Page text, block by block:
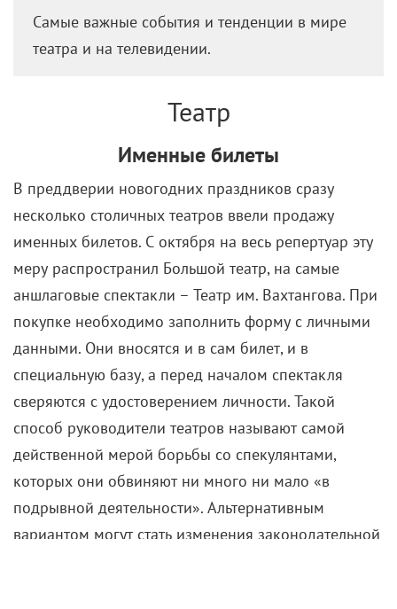
Театр
В преддверии новогодних праздников сразу
несколько столичных театров ввели продажу
именных билетов. С октября на весь репертуар эту
меру распространил Большой театр, на самые
покупке необходимо заполнить форму с личными
данными. Они вносятся и в сам билет, и в
специальную базу, а перед началом спектакля
сверяются с удостоверением личности. Такой
способ руководители театров называют самой
действенной мерой борьбы со спекулянтами,
которых они обвиняют ни много ни мало «в
подрывной деятельности». Альтернативным
вариантом могут стать изменения законодательной
базы, в числе сторонников такого решения –
директор Театра им. Вахтангова Кирилл Крок.
Киносценарии на сцене